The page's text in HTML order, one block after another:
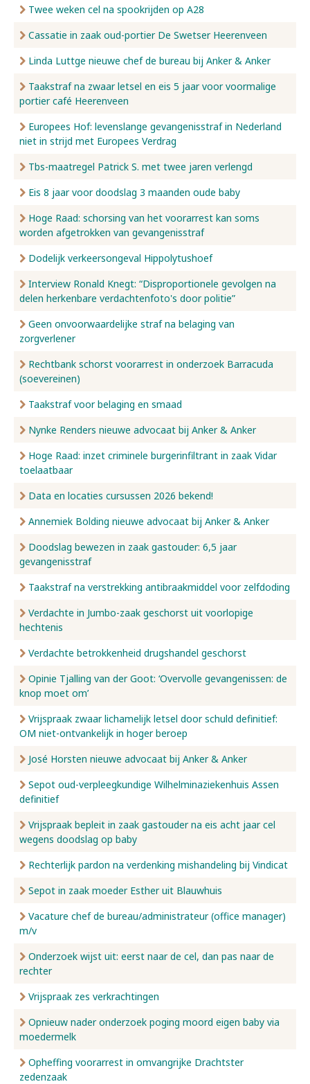
Twee weken cel na spookrijden op A28
Cassatie in zaak oud-portier De Swetser Heerenveen
Linda Luttge nieuwe chef de bureau bij Anker & Anker
Taakstraf na zwaar letsel en eis 5 jaar voor voormalige
portier café Heerenveen
Europees Hof: levenslange gevangenisstraf in Nederland
niet in strijd met Europees Verdrag
Tbs-maatregel Patrick S. met twee jaren verlengd
Eis 8 jaar voor doodslag 3 maanden oude baby
Hoge Raad: schorsing van het voorarrest kan soms
worden afgetrokken van gevangenisstraf
Dodelijk verkeersongeval Hippolytushoef
Interview Ronald Knegt: “Disproportionele gevolgen na
delen herkenbare verdachtenfoto's door politie”
Geen onvoorwaardelijke straf na belaging van
zorgverlener
Rechtbank schorst voorarrest in onderzoek Barracuda
(soevereinen)
Taakstraf voor belaging en smaad
Nynke Renders nieuwe advocaat bij Anker & Anker
Hoge Raad: inzet criminele burgerinfiltrant in zaak Vidar
toelaatbaar
Data en locaties cursussen 2026 bekend!
Annemiek Bolding nieuwe advocaat bij Anker & Anker
Doodslag bewezen in zaak gastouder: 6,5 jaar
gevangenisstraf
Taakstraf na verstrekking antibraakmiddel voor zelfdoding
Verdachte in Jumbo-zaak geschorst uit voorlopige
hechtenis
Verdachte betrokkenheid drugshandel geschorst
Opinie Tjalling van der Goot: ‘Overvolle gevangenissen: de
knop moet om’
Vrijspraak zwaar lichamelijk letsel door schuld definitief:
OM niet-ontvankelijk in hoger beroep
José Horsten nieuwe advocaat bij Anker & Anker
Sepot oud-verpleegkundige Wilhelminaziekenhuis Assen
definitief
Vrijspraak bepleit in zaak gastouder na eis acht jaar cel
wegens doodslag op baby
Rechterlijk pardon na verdenking mishandeling bij Vindicat
Sepot in zaak moeder Esther uit Blauwhuis
Vacature chef de bureau/administrateur (office manager)
m/v
Onderzoek wijst uit: eerst naar de cel, dan pas naar de
rechter
Vrijspraak zes verkrachtingen
Opnieuw nader onderzoek poging moord eigen baby via
moedermelk
Opheffing voorarrest in omvangrijke Drachtster
zedenzaak